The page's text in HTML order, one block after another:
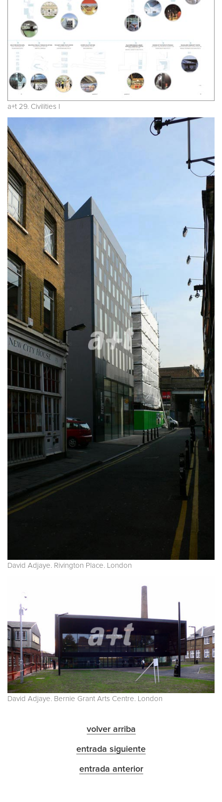
a+t 29. Civilities I
David Adjaye. Rivington Place. London
David Adjaye. Bernie Grant Arts Centre. London
volver arriba
entrada siguiente
entrada anterior